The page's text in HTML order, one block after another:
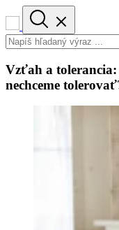
Vzťah a tolerancia:
nechceme